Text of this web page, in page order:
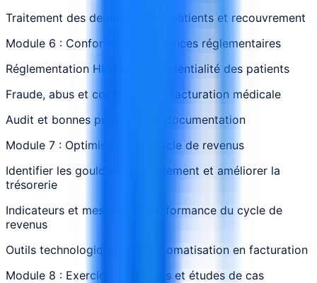
Traitement des demandes des patients et recouvrement
Module 6 : Conformité et exigences réglementaires
Réglementation HIPAA et confidentialité des patients
Fraude, abus et conformité en facturation médicale
Audit et bonnes pratiques de documentation
Module 7 : Optimisation du cycle de revenus
Identifier les goulots d'étranglement et améliorer la
trésorerie
Indicateurs et mesures de performance du cycle de
revenus
Outils technologiques et d'automatisation en facturation
Module 8 : Exercices pratiques et études de cas